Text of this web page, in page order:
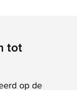
tot
op de